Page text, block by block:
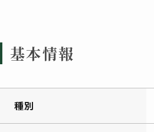
基本情報
種別